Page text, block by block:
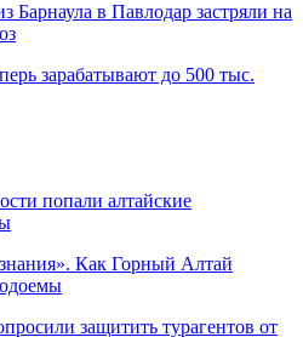
Барнаула в Павлодар застряли на
зарабатывают до 500 тыс.
попали алтайские
Как Горный Алтай
защитить турагентов от